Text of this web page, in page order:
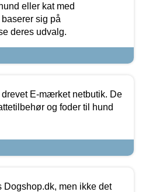
eller kat med
sig på
deres udvalg.
E-mærket netbutik. De
og foder til hund
Dogshop.dk, men ikke det